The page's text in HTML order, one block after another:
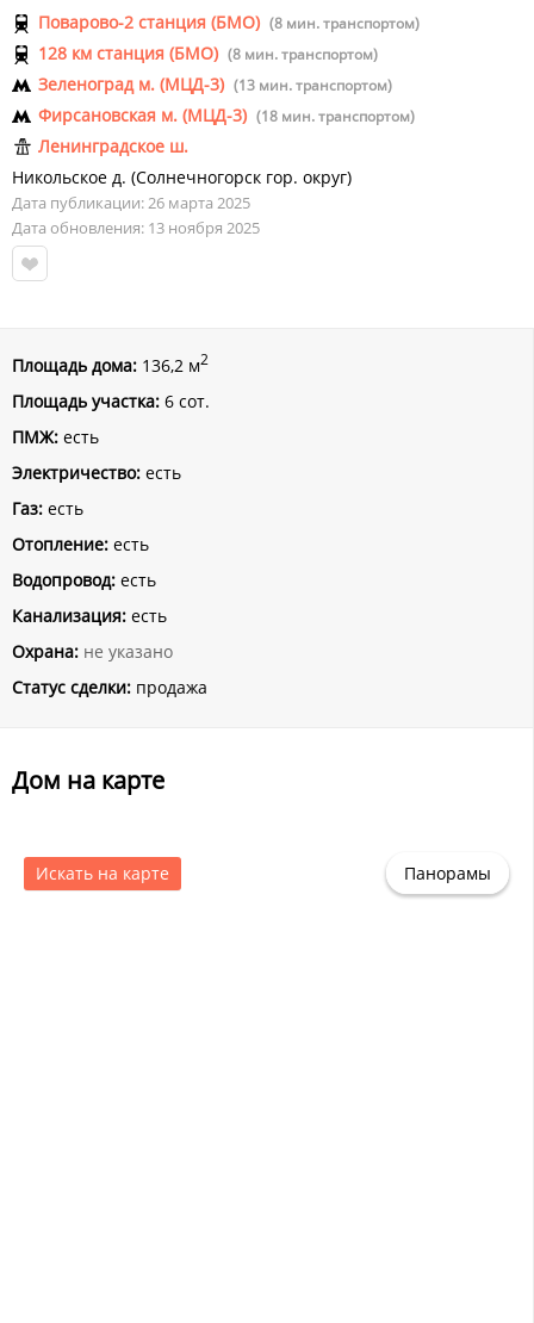
Поварово-2 станция (БМО) (8 мин. транспортом)
128 км станция (БМО) (8 мин. транспортом)
Зеленоград м. (МЦД-3) (13 мин. транспортом)
Фирсановская м. (МЦД-3) (18 мин. транспортом)
Ленинградское ш.
Никольское д. (Солнечногорск гор. округ)
Дата публикации: 26 марта 2025
Дата обновления: 13 ноября 2025
Площадь дома: 136,2 м2
Площадь участка: 6 сот.
ПМЖ: есть
Электричество: есть
Газ: есть
Отопление: есть
Водопровод: есть
Канализация: есть
Охрана: не указано
Статус сделки: продажа
Дом на карте
Искать на карте Панорамы